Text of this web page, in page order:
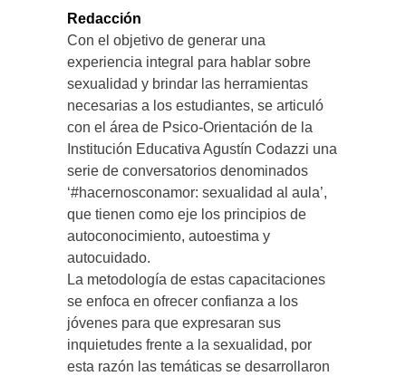
Redacción
Con el objetivo de generar una
experiencia integral para hablar sobre
sexualidad y brindar las herramientas
necesarias a los estudiantes, se articuló
con el área de Psico-Orientación de la
Institución Educativa Agustín Codazzi una
serie de conversatorios denominados
‘#hacernosconamor: sexualidad al aula’,
que tienen como eje los principios de
autoconocimiento, autoestima y
autocuidado.
La metodología de estas capacitaciones
se enfoca en ofrecer confianza a los
jóvenes para que expresaran sus
inquietudes frente a la sexualidad, por
esta razón las temáticas se desarrollaron